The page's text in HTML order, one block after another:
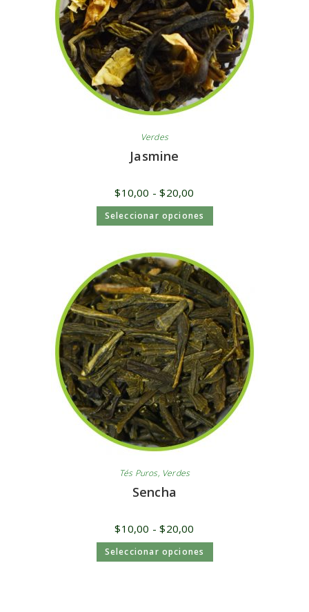
Verdes
Jasmine
$10,00 - $20,00
Seleccionar opciones
Tés Puros, Verdes
Sencha
$10,00 - $20,00
Seleccionar opciones